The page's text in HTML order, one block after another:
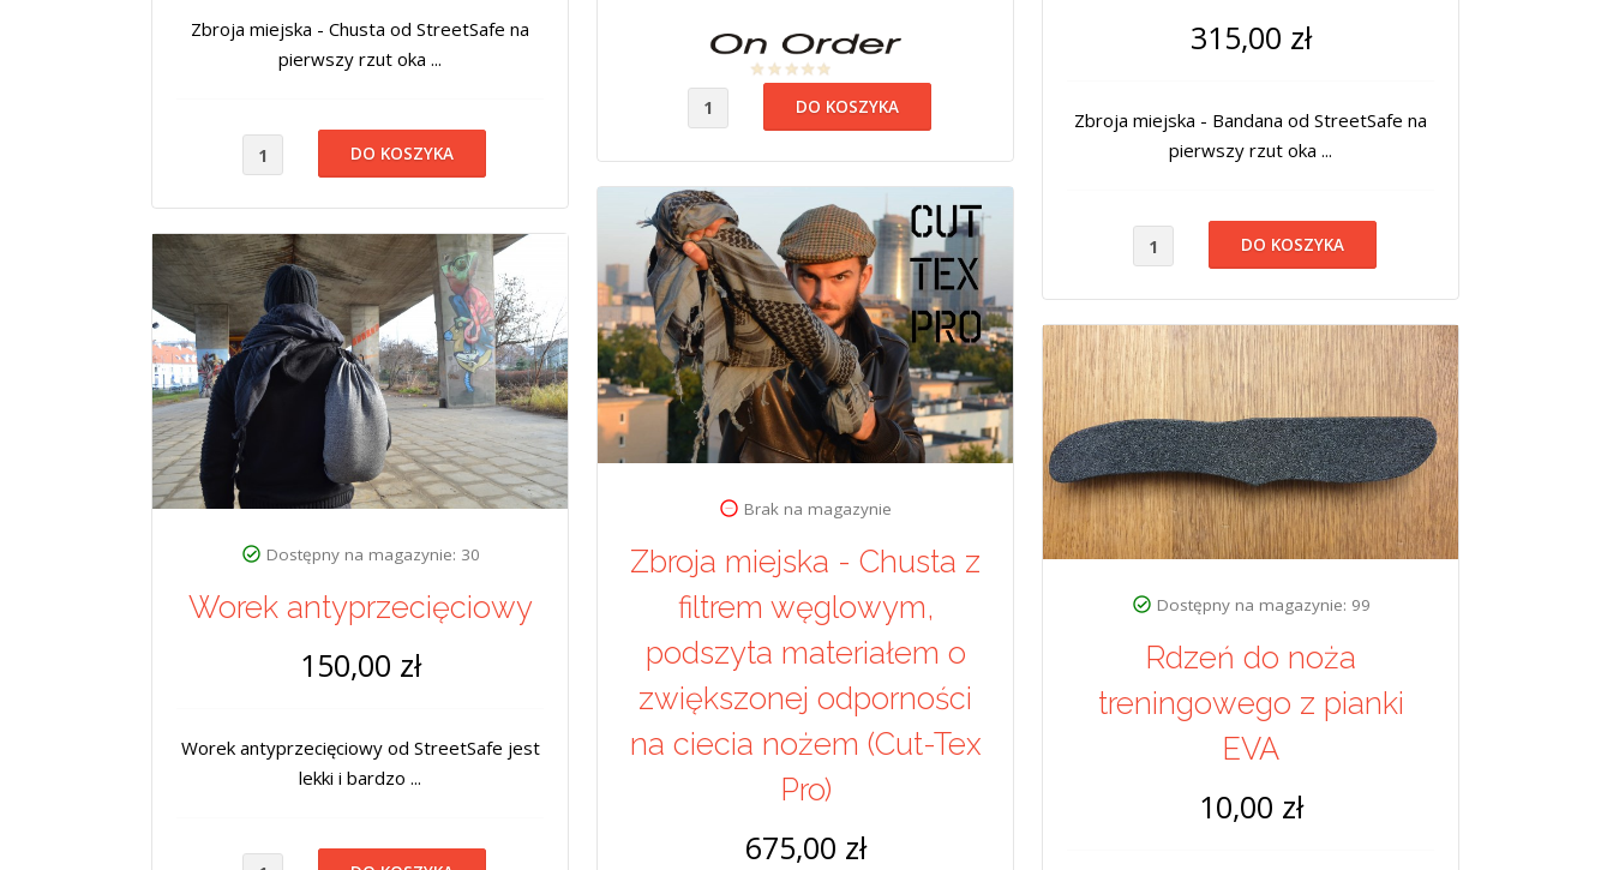
Zbroja miejska - Chusta od StreetSafe na
pierwszy rzut oka ...
315,00 zł
Zbroja miejska - Bandana od StreetSafe na
pierwszy rzut oka ...
Brak na magazynie
Zbroja miejska - Chusta z
filtrem węglowym,
podszyta materiałem o
zwiększonej odporności
na ciecia nożem (Cut-Tex
Pro)
675,00 zł
Dostępny na magazynie: 30
Worek antyprzecięciowy
150,00 zł
Worek antyprzecięciowy od StreetSafe jest
lekki i bardzo ...
Dostępny na magazynie: 99
Rdzeń do noża
treningowego z pianki
EVA
10,00 zł